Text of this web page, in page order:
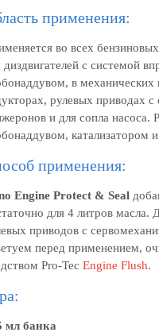
применения:
во всех
диздвигателей с системой
в
рулевых приводах
и для сопла насоса.
катализатором
применения:
Engine Protect & Seal
для 4 литров
приводов с
перед применением,
Pro-Tec Engine Flush.
мл банка